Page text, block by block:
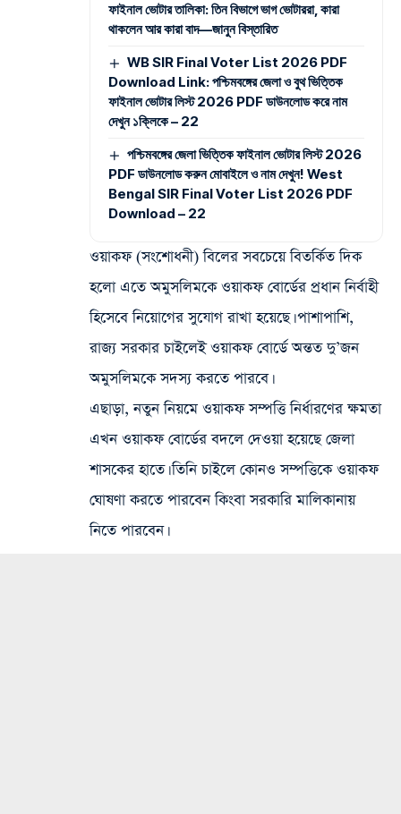
ফাইনাল ভোটার তালিকা: তিন বিভাগে ভাগ ভোটাররা, কারা
থাকলেন আর কারা বাদ—জানুন বিস্তারিত
WB SIR Final Voter List 2026 PDF
Download Link: পশ্চিমবঙ্গের জেলা ও বুথ ভিত্তিক
ফাইনাল ভোটার লিস্ট 2026 PDF ডাউনলোড করে নাম
দেখুন ১ক্লিকে – 22
পশ্চিমবঙ্গের জেলা ভিত্তিক ফাইনাল ভোটার লিস্ট 2026
PDF ডাউনলোড করুন মোবাইলে ও নাম দেখুন! West
Bengal SIR Final Voter List 2026 PDF
Download – 22
ওয়াকফ (সংশোধনী) বিলের সবচেয়ে বিতর্কিত দিক
হলো এতে অমুসলিমকে ওয়াকফ বোর্ডের প্রধান নির্বাহী
হিসেবে নিয়োগের সুযোগ রাখা হয়েছে। পাশাপাশি,
রাজ্য সরকার চাইলেই ওয়াকফ বোর্ডে অন্তত দু’জন
অমুসলিমকে সদস্য করতে পারবে।
এছাড়া, নতুন নিয়মে ওয়াকফ সম্পত্তি নির্ধারণের ক্ষমতা
এখন ওয়াকফ বোর্ডের বদলে দেওয়া হয়েছে জেলা
শাসকের হাতে। তিনি চাইলে কোনও সম্পত্তিকে ওয়াকফ
ঘোষণা করতে পারবেন কিংবা সরকারি মালিকানায়
নিতে পারবেন।